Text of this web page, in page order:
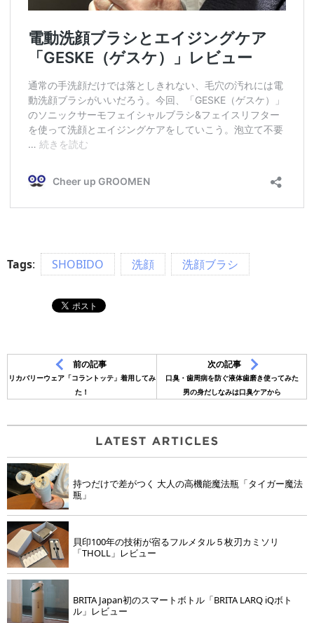
Tags: SHOBIDO 洗顔 洗顔ブラシ
前の記事
リカバリーウェア「コラントッテ」着用してみ
た！
次の記事
口臭・歯周病を防ぐ液体歯磨き使ってみた
男の身だしなみは口臭ケアから
持つだけで差がつく 大人の高機能魔法瓶「タイガー魔法
瓶」
貝印100年の技術が宿るフルメタル５枚刃カミソリ
「THOLL」レビュー
BRITA Japan初のスマートボトル「BRITA LARQ iQボト
ル」レビュー